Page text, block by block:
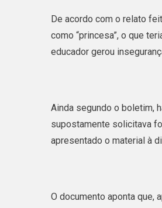
De acordo com o relato
como “princesa”, o que
educador gerou
Ainda segundo o boletim,
supostamente solicitava
apresentado o material à
O documento aponta que,